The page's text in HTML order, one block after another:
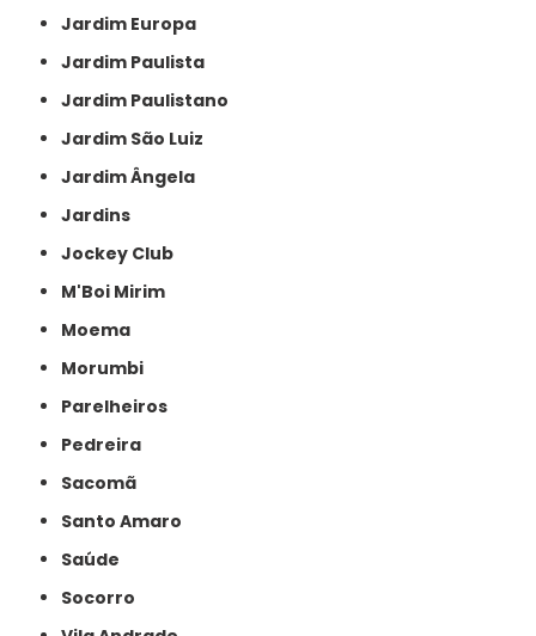
Jardim Europa
Jardim Paulista
Jardim Paulistano
Jardim São Luiz
Jardim Ângela
Jardins
Jockey Club
M'Boi Mirim
Moema
Morumbi
Parelheiros
Pedreira
Sacomã
Santo Amaro
Saúde
Socorro